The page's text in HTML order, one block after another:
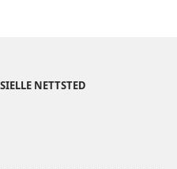
NETTSTED